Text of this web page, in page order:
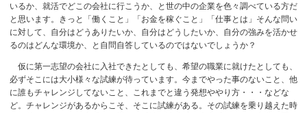
いるか、就活でどこの会社に行こうか、と世の中の企業を色々調べている方だ
と思います。きっと「働くこと」「お金を稼ぐこと」「仕事とは」そんな問い
に対して、自分はどうありたいか、自分はどうしたいか、自分の強みを活かせ
るのはどんな環境か、と自問自答しているのではないでしょうか？
仮に第一志望の会社に入社できたとしても、希望の職業に就けたとしても、
必ずそこには大小様々な試練が待っています。今までやった事のないこと、他
に誰もチャレンジしてないこと、これまでと違う発想ややり方・・・などな
ど。チャレンジがあるからこそ、そこに試練がある。その試練を乗り越えた時